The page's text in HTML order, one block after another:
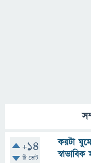
+14
টি ভোট
কয়টা